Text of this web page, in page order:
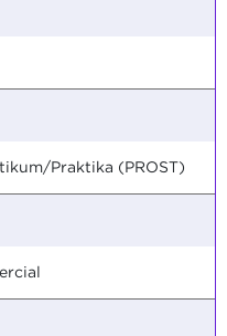
Praktika (PROST)